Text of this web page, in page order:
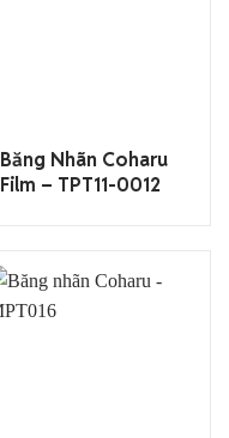
Băng Nhãn Coharu
Film – TPT11-0012